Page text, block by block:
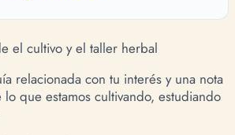
el cultivo y el taller herbal
relacionada con tu interés y una nota
lo que estamos cultivando, estudiando